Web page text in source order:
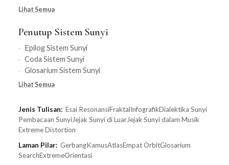
Lihat Semua
Penutup Sistem Sunyi
Epilog Sistem Sunyi
Coda Sistem Sunyi
Glosarium Sistem Sunyi
Lihat Semua
Jenis Tulisan: Esai ResonansiFraktalInfografikDialektika Sunyi
Pembacaan SunyiJejak Sunyi di LuarJejak Sunyi dalam Musik
Extreme Distortion
Laman Pilar: GerbangKamusAtlasEmpat OrbitGlosarium
SearchExtremeOrientasi